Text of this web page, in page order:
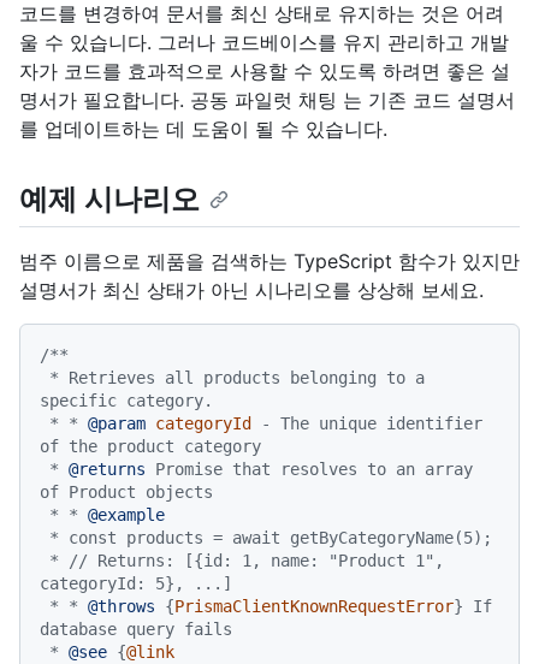
코드를 변경하여 문서를 최신 상태로 유지하는 것은 어려
울 수 있습니다. 그러나 코드베이스를 유지 관리하고 개발
자가 코드를 효과적으로 사용할 수 있도록 하려면 좋은 설
명서가 필요합니다. 공동 파일럿 채팅 는 기존 코드 설명서
를 업데이트하는 데 도움이 될 수 있습니다.
예제 시나리오
범주 이름으로 제품을 검색하는 TypeScript 함수가 있지만
설명서가 최신 상태가 아닌 시나리오를 상상해 보세요.
/**
specific category.
* * @param categoryId
- The unique identifier
of the product category
* @returns Promise that resolves to an array
of Product objects
* * @example
categoryId: 5}, ...]
* * @throws {PrismaClientKnownRequestError} If
database query fails
* @see {@link